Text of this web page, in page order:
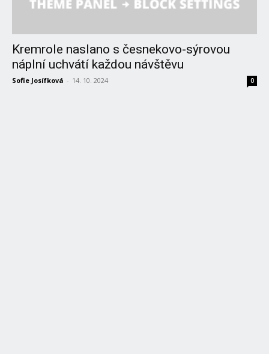
Kremrole naslano s česnekovo-sýrovou
náplní uchvátí každou návštěvu
Sofie Josífková - 14. 10. 2024 0